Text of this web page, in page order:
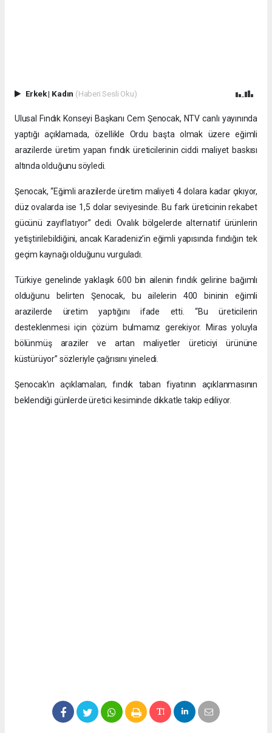
Erkek| Kadın (Haberi Sesli Oku)
Ulusal Fındık Konseyi Başkanı Cem Şenocak, NTV canlı yayınında
yaptığı açıklamada, özellikle Ordu başta olmak üzere eğimli
arazilerde üretim yapan fındık üreticilerinin ciddi maliyet baskısı
altında olduğunu söyledi.
Şenocak, “Eğimli arazilerde üretim maliyeti 4 dolara kadar çıkıyor,
düz ovalarda ise 1,5 dolar seviyesinde. Bu fark üreticinin rekabet
gücünü zayıflatıyor” dedi. Ovalık bölgelerde alternatif ürünlerin
yetiştirilebildiğini, ancak Karadeniz’in eğimli yapısında fındığın tek
geçim kaynağı olduğunu vurguladı.
Türkiye genelinde yaklaşık 600 bin ailenin fındık gelirine bağımlı
olduğunu belirten Şenocak, bu ailelerin 400 bininin eğimli
arazilerde üretim yaptığını ifade etti. “Bu üreticilerin
desteklenmesi için çözüm bulmamız gerekiyor. Miras yoluyla
bölünmüş araziler ve artan maliyetler üreticiyi ürününe
küstürüyor” sözleriyle çağrısını yineledi.
Şenocak’ın açıklamaları, fındık taban fiyatının açıklanmasının
beklendiği günlerde üretici kesiminde dikkatle takip ediliyor.